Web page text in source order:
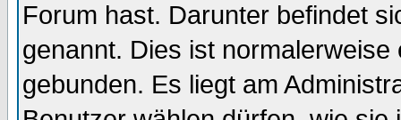
Forum hast. Darunter befindet
genannt. Dies ist
gebunden. Es liegt am